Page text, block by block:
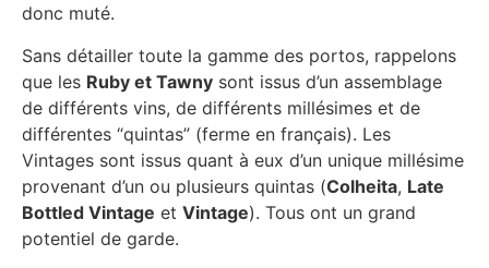
donc muté.
Sans détailler toute la gamme des portos, rappelons
que les Ruby et Tawny sont issus d’un assemblage
de différents vins, de différents millésimes et de
différentes “quintas” (ferme en français). Les
Vintages sont issus quant à eux d’un unique millésime
provenant d’un ou plusieurs quintas (Colheita, Late
Bottled Vintage et Vintage). Tous ont un grand
potentiel de garde.